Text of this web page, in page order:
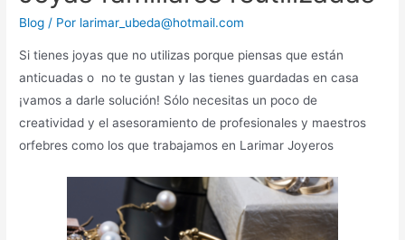
Blog / Por larimar_ubeda@hotmail.com
Si tienes joyas que no utilizas porque piensas que están
anticuadas o no te gustan y las tienes guardadas en casa
¡vamos a darle solución! Sólo necesitas un poco de
creatividad y el asesoramiento de profesionales y maestros
orfebres como los que trabajamos en Larimar Joyeros